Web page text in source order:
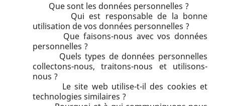
Que sont les données personnelles ?
Qui est responsable de la bonne
utilisation de vos données personnelles ?
Que faisons-nous avec vos données
personnelles ?
Quels types de données personnelles
collectons-nous, traitons-nous et utilisons-
nous ?
Le site web utilise-t-il des cookies et
technologies similaires ?